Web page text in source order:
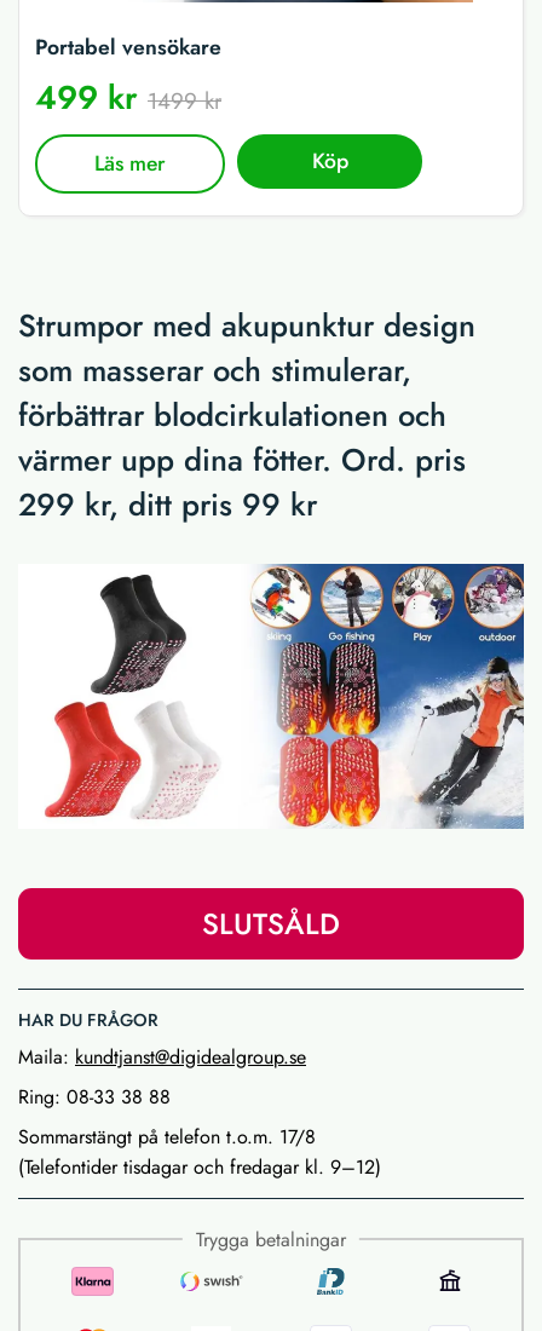
Portabel vensökare
499 kr 1499 kr
Läs mer Köp
Strumpor med akupunktur design
som masserar och stimulerar,
förbättrar blodcirkulationen och
värmer upp dina fötter. Ord. pris
299 kr, ditt pris 99 kr
SLUTSÅLD
HAR DU FRÅGOR
Maila: kundtjanst@digidealgroup.se
Ring: 08-33 38 88
Sommarstängt på telefon t.o.m. 17/8
(Telefontider tisdagar och fredagar kl. 9–12)
Trygga betalningar